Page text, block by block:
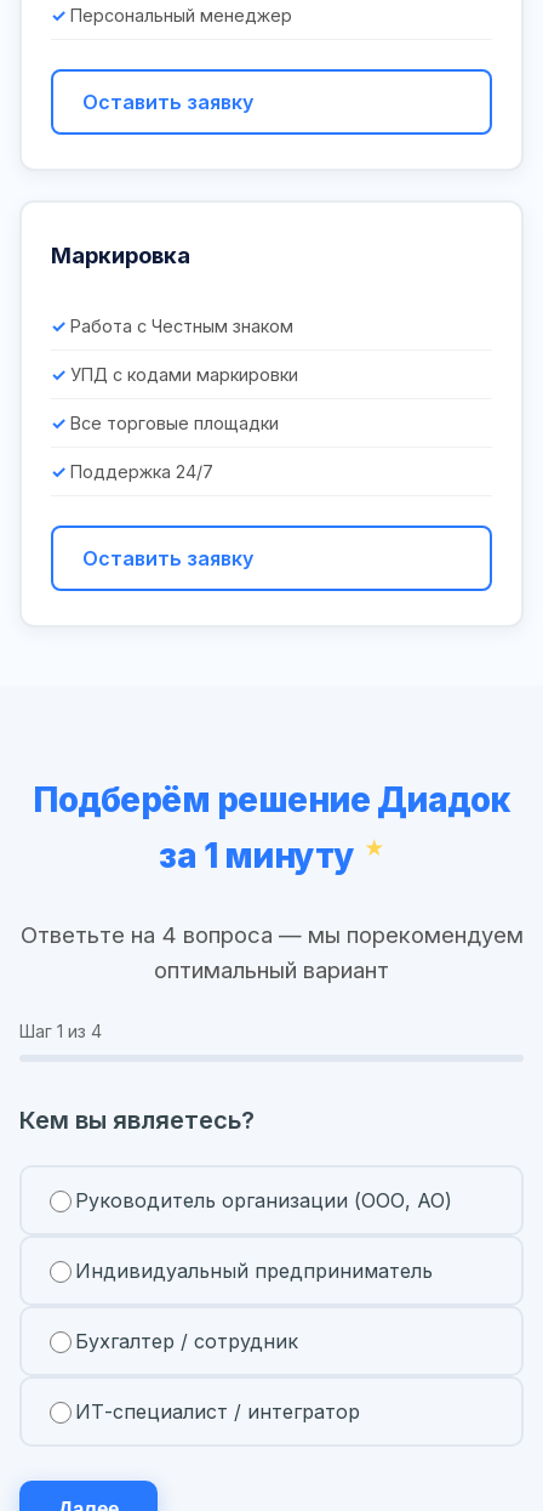
Персональный менеджер
Оставить заявку
Маркировка
Работа с Честным знаком
УПД с кодами маркировки
Все торговые площадки
Поддержка 24/7
Оставить заявку
Подберём решение Диадок
за 1 минуту
Ответьте на 4 вопроса — мы порекомендуем
оптимальный вариант
Шаг 1 из 4
Кем вы являетесь?
Руководитель организации (ООО, АО)
Индивидуальный предприниматель
Бухгалтер / сотрудник
ИТ-специалист / интегратор